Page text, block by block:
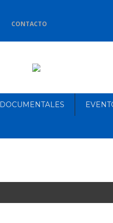
CONTACTO
DOCUMENTALES